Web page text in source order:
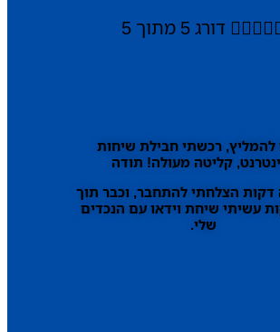
 דורג 5 מתוך 5
רכשתי חבילת שיחות
קליטה מעולה! תודה
דקות הצלחתי להתחבר, וכבר תוך
עשיתי שיחת וידאו עם הנכדים
שלי.